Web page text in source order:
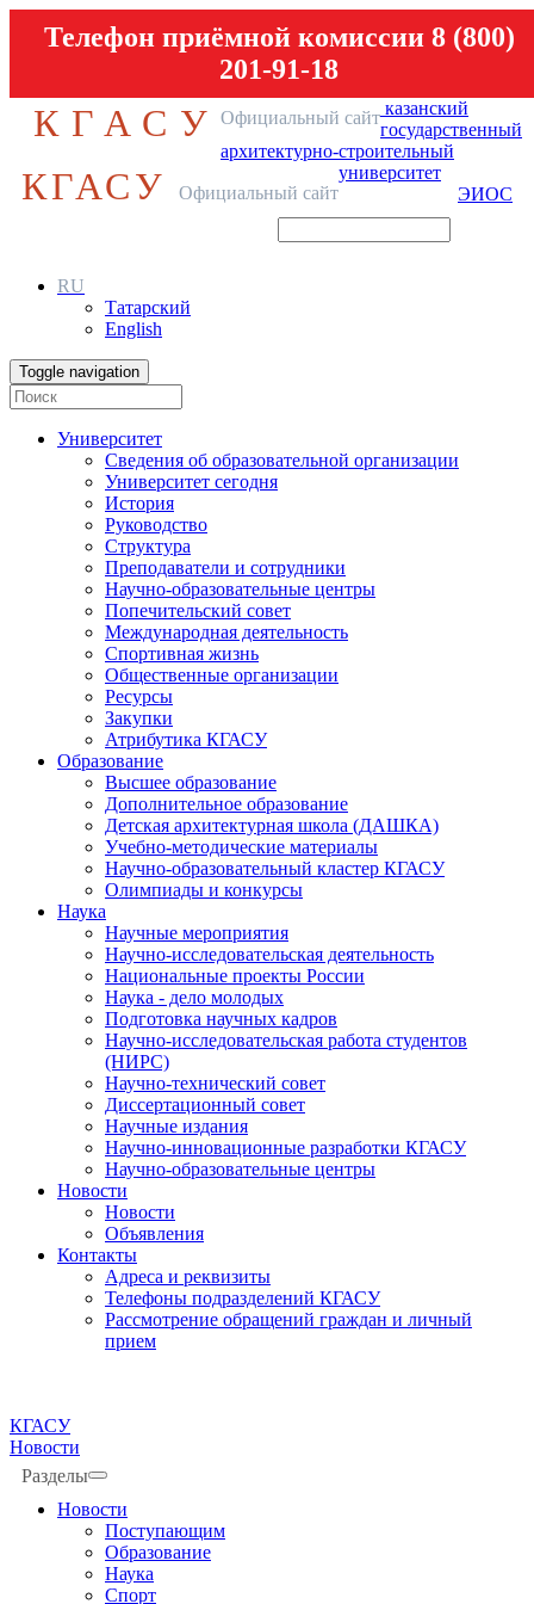
Телефон приёмной комиссии 8 (800)
201-91-18
КГАСУ Официальный сайт казанский
государственный
архитектурно-строительный
университет
КГАСУ Официальный сайт ЭИОС
RU
Татарский
English
Toggle navigation
Университет
Сведения об образовательной организации
Университет сегодня
История
Руководство
Структура
Преподаватели и сотрудники
Научно-образовательные центры
Попечительский совет
Международная деятельность
Спортивная жизнь
Общественные организации
Ресурсы
Закупки
Атрибутика КГАСУ
Образование
Высшее образование
Дополнительное образование
Детская архитектурная школа (ДАШКА)
Учебно-методические материалы
Научно-образовательный кластер КГАСУ
Олимпиады и конкурсы
Наука
Научные мероприятия
Научно-исследовательская деятельность
Национальные проекты России
Наука - дело молодых
Подготовка научных кадров
Научно-исследовательская работа студентов
(НИРС)
Научно-технический совет
Диссертационный совет
Научные издания
Научно-инновационные разработки КГАСУ
Научно-образовательные центры
Новости
Новости
Объявления
Контакты
Адреса и реквизиты
Телефоны подразделений КГАСУ
Рассмотрение обращений граждан и личный
прием
КГАСУ
Новости
Разделы
Новости
Поступающим
Образование
Наука
Спорт